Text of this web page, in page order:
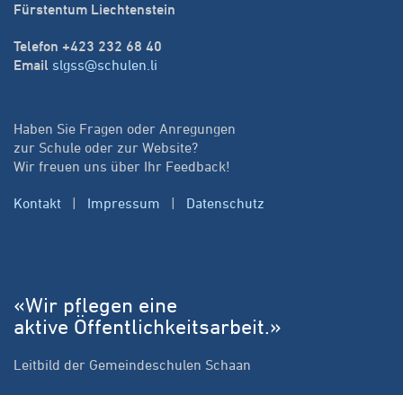
Fürstentum Liechtenstein
Telefon +423 232 68 40
Email slgss@schulen.li
Haben Sie Fragen oder Anregungen
zur Schule oder zur Website?
Wir freuen uns über Ihr Feedback!
Kontakt | Impressum | Datenschutz
«Wir pflegen eine
aktive Öffentlichkeitsarbeit.»
Leitbild der Gemeindeschulen Schaan